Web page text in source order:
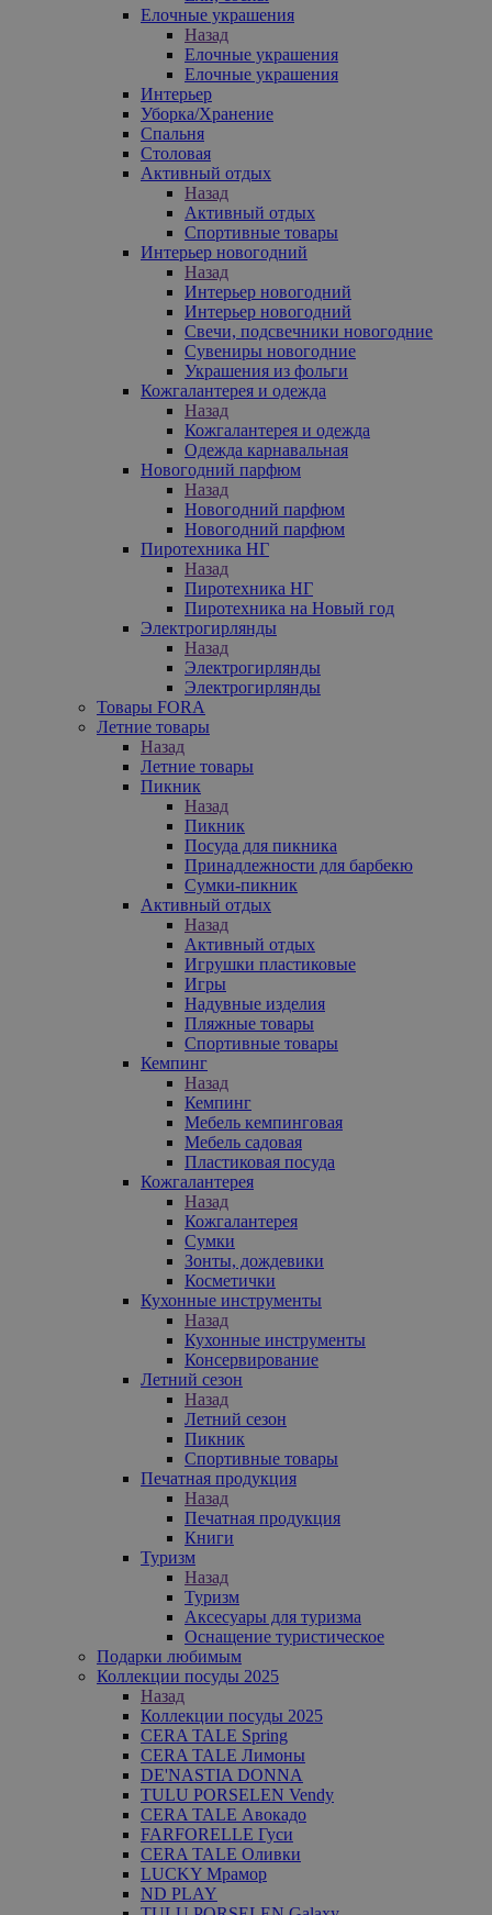
Елочные украшения
Назад
Елочные украшения
Елочные украшения
Интерьер
Уборка/Хранение
Спальня
Столовая
Активный отдых
Назад
Активный отдых
Спортивные товары
Интерьер новогодний
Назад
Интерьер новогодний
Интерьер новогодний
Свечи, подсвечники новогодние
Сувениры новогодние
Украшения из фольги
Кожгалантерея и одежда
Назад
Кожгалантерея и одежда
Одежда карнавальная
Новогодний парфюм
Назад
Новогодний парфюм
Новогодний парфюм
Пиротехника НГ
Назад
Пиротехника НГ
Пиротехника на Новый год
Электрогирлянды
Назад
Электрогирлянды
Электрогирлянды
Товары FORA
Летние товары
Назад
Летние товары
Пикник
Назад
Пикник
Посуда для пикника
Принадлежности для барбекю
Сумки-пикник
Активный отдых
Назад
Активный отдых
Игрушки пластиковые
Игры
Надувные изделия
Пляжные товары
Спортивные товары
Кемпинг
Назад
Кемпинг
Мебель кемпинговая
Мебель садовая
Пластиковая посуда
Кожгалантерея
Назад
Кожгалантерея
Сумки
Зонты, дождевики
Косметички
Кухонные инструменты
Назад
Кухонные инструменты
Консервирование
Летний сезон
Назад
Летний сезон
Пикник
Спортивные товары
Печатная продукция
Назад
Печатная продукция
Книги
Туризм
Назад
Туризм
Аксесуары для туризма
Оснащение туристическое
Подарки любимым
Коллекции посуды 2025
Назад
Коллекции посуды 2025
CERA TALE Spring
CERA TALE Лимоны
DE'NASTIA DONNA
TULU PORSELEN Vendy
CERA TALE Авокадо
FARFORELLE Гуси
CERA TALE Оливки
LUCKY Мрамор
ND PLAY